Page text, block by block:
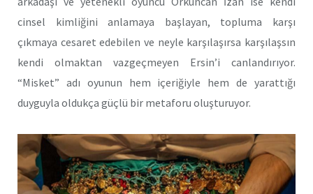
cinsel kimliğini anlamaya başlayan, topluma karşı
çıkmaya cesaret edebilen ve neyle karşılaşırsa karşılaşsın
kendi olmaktan vazgeçmeyen Ersin’i canlandırıyor.
“Misket” adı oyunun hem içeriğiyle hem de yarattığı
duyguyla oldukça güçlü bir metaforu oluşturuyor.